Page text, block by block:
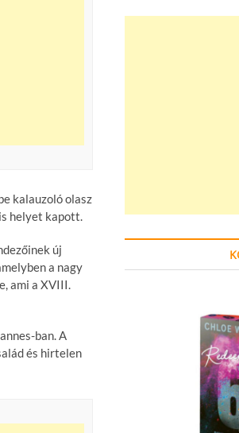
kalauzoló olasz
helyet kapott.
új
a nagy
ami a XVIII.
ban. A
és hirtelen